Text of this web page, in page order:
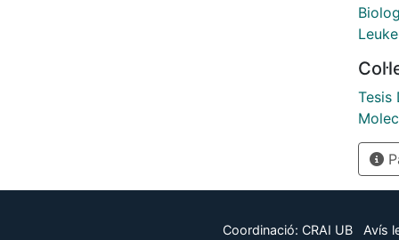
la
2,
dels
va
Tesis
Coordinació: CRAI UB Avís